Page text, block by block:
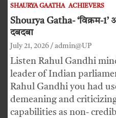
SHAURYA GAATHA ACHIEVERS
Shourya Gatha- ‘विक्रम-1’
दबदबा
July 21, 2026 admin@UP
Listen Rahul Gandhi
leader of Indian
Rahul Gandhi you had
demeaning and
capabilities as non-